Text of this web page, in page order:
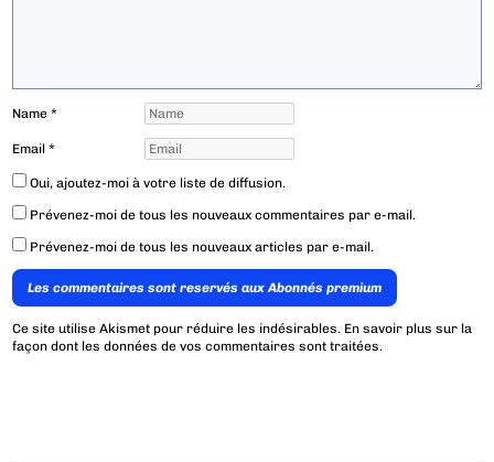
Name*
Email*
Oui, ajoutez-moi à votre liste de diffusion.
Prévenez-moi de tous les nouveaux commentaires par e-mail.
Prévenez-moi de tous les nouveaux articles par e-mail.
Les commentaires sont reservés aux Abonnés premium
Ce site utilise Akismet pour réduire les indésirables. En savoir plus sur la
façon dont les données de vos commentaires sont traitées.